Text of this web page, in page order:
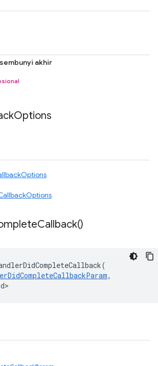
akhir
Options
Callback()
(
,